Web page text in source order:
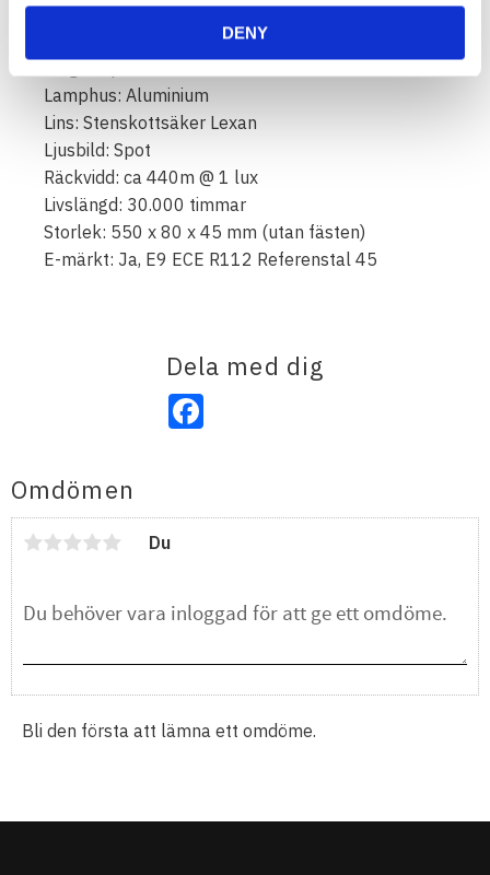
DENY
Spänning: 9-36V
Klassning: IP68 & IP69K
Färgtemperatur: 6500 K
Lamphus: Aluminium
Lins: Stenskottsäker Lexan
Ljusbild: Spot
Räckvidd: ca 440m @ 1 lux
Livslängd: 30.000 timmar
Storlek: 550 x 80 x 45 mm (utan fästen)
E-märkt: Ja, E9 ECE R112 Referenstal 45
Dela med dig
Facebook
Omdömen
Du
Bli den första att lämna ett omdöme.